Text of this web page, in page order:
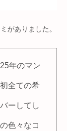
がありました。
年のマン
全ての希
ーしてし
色々なコ